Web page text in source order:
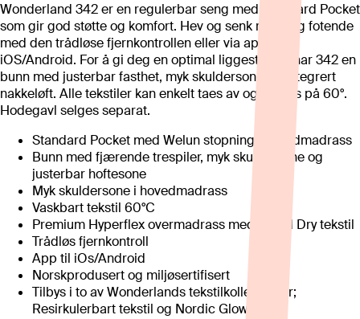
Wonderland 342 er en regulerbar seng med Standard Pocket
som gir god støtte og komfort. Hev og senk rygg- og fotende
med den trådløse fjernkontrollen eller via appen til
iOS/Android. For å gi deg en optimal liggestilling, har 342 en
bunn med justerbar fasthet, myk skuldersone og integrert
nakkeløft. Alle tekstiler kan enkelt taes av og vaskes på 60°.
Hodegavl selges separat.
Standard Pocket med Welun stopning i hovedmadrass
Bunn med fjærende trespiler, myk skuldersone og
justerbar hoftesone
Myk skuldersone i hovedmadrass
Vaskbart tekstil 60°C
Premium Hyperflex overmadrass med Rapid Dry tekstil
Trådløs fjernkontroll
App til iOs/Android
Norskprodusert og miljøsertifisert
Tilbys i to av Wonderlands tekstilkolleksjoner;
Resirkulerbart tekstil og Nordic Glow